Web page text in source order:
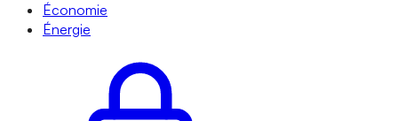
Économie
Énergie